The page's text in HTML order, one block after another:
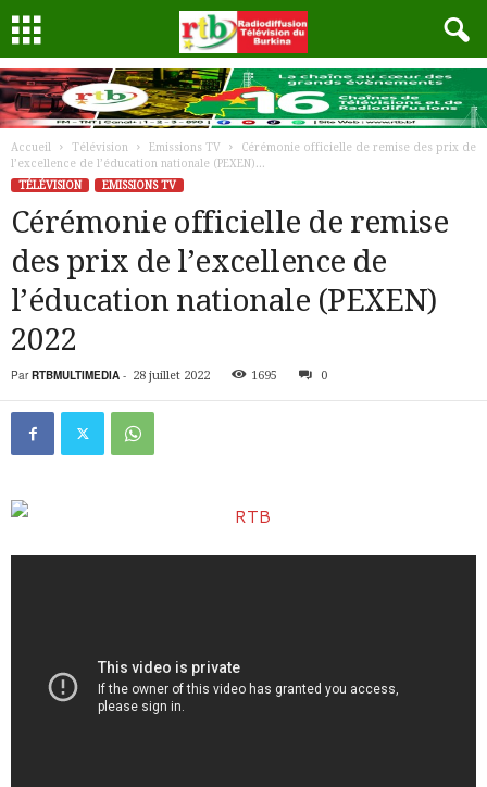
Accueil Télévision Emissions TV
Cérémonie officielle de remise des prix de
l’excellence de l’éducation nationale (PEXEN)...
TÉLÉVISION
EMISSIONS TV
Cérémonie officielle de remise
des prix de l’excellence de
l’éducation nationale (PEXEN)
2022
Par RTBMULTIMEDIA - 28 juillet 2022 1695 0